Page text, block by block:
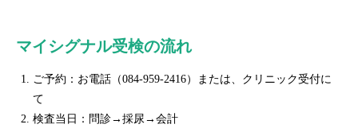
マイシグナル受検の流れ
ご予約：お電話（084-959-2416）または、クリニック受付に
て
検査当日：問診→採尿→会計